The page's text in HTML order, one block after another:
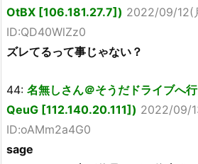
OtBX [106.181.27.7]) 2022/09/12(
ID:QD40WlZz0
ズレてるって事じゃない？
44: 名無しさん＠そうだドライブへ
QeuG [112.140.20.111]) 2022/09/
ID:oAMm2a4G0
sage